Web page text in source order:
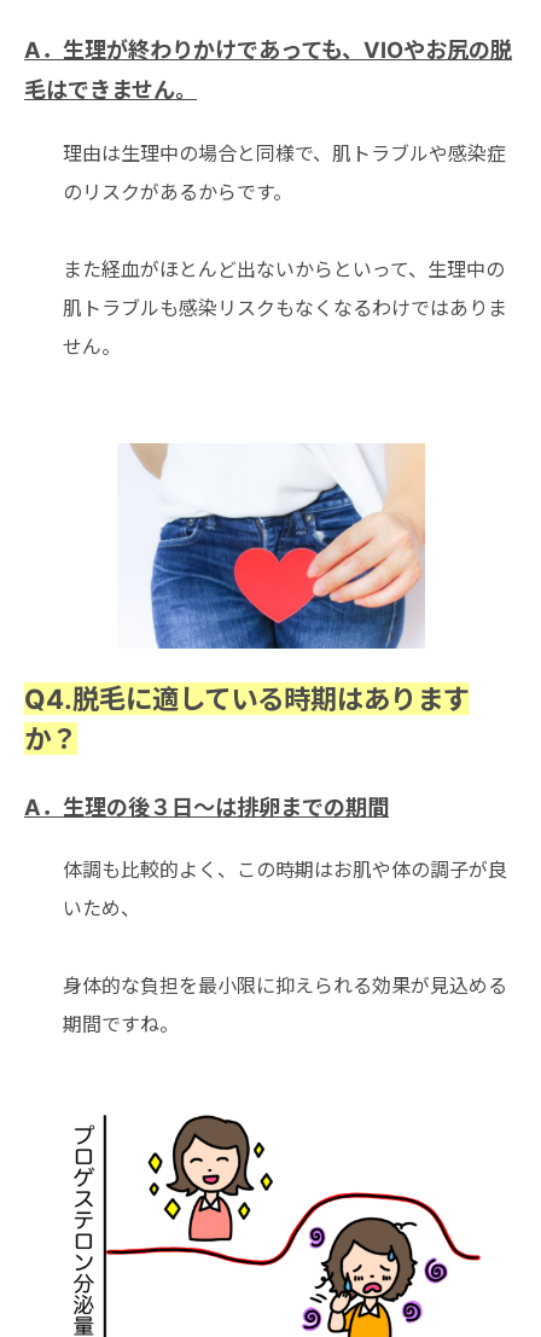
A．生理が終わりかけであっても、VIOやお尻の脱
毛はできません。
理由は生理中の場合と同様で、肌トラブルや感染症
のリスクがあるからです。
また経血がほとんど出ないからといって、生理中の
肌トラブルも感染リスクもなくなるわけではありま
せん。
Q4.脱毛に適している時期はあります
か？
A．生理の後３日～は排卵までの期間
体調も比較的よく、この時期はお肌や体の調子が良
いため、
身体的な負担を最小限に抑えられる効果が見込める
期間ですね。